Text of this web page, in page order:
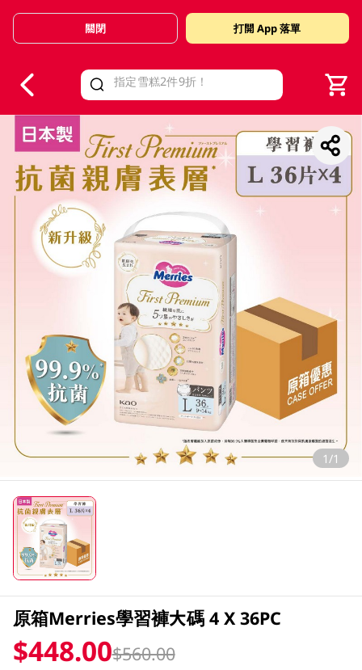
Valid Until 30 June 2026
關閉 打開 App 落單
1/1
原箱Merries學習褲大碼 4 X 36PC
$448.00$560.00